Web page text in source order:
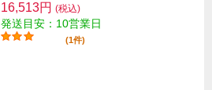
16,513円 (税込)
発送目安：10営業日
(1件)